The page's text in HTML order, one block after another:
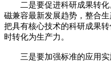
二是要促进科研成果转化
磁兼容最新发展趋势，整合
把具有核心技术的科研成果
时转化为生产力。
三是要加强标准的应用实